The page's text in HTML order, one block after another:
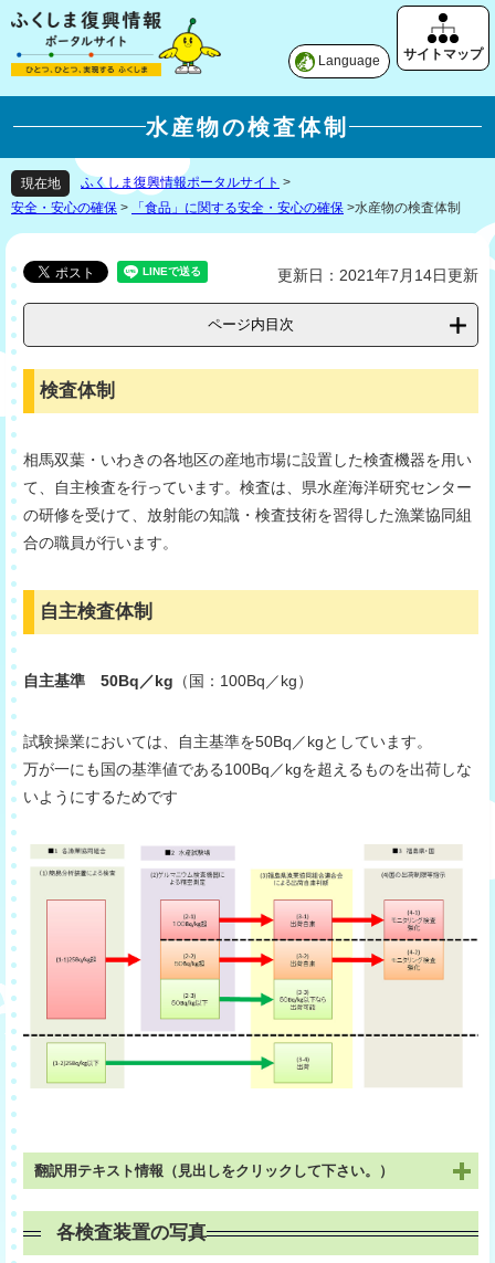
Language
水産物の検査体制
現在地 ふくしま復興情報ポータルサイト >
安全・安心の確保 > 「食品」に関する安全・安心の確保 >水産物の検査体制
更新日：2021年7月14日更新
ページ内目次
検査体制
相馬双葉・いわきの各地区の産地市場に設置した検査機器を用い
て、自主検査を行っています。検査は、県水産海洋研究センター
の研修を受けて、放射能の知識・検査技術を習得した漁業協同組
合の職員が行います。
自主検査体制
自主基準 50Bq／kg （国：100Bq／kg）
試験操業においては、自主基準を50Bq／kgとしています。
万が一にも国の基準値である100Bq／kgを超えるものを出荷しな
いようにするためです
翻訳用テキスト情報（見出しをクリックして下さい。）
各検査装置の写真